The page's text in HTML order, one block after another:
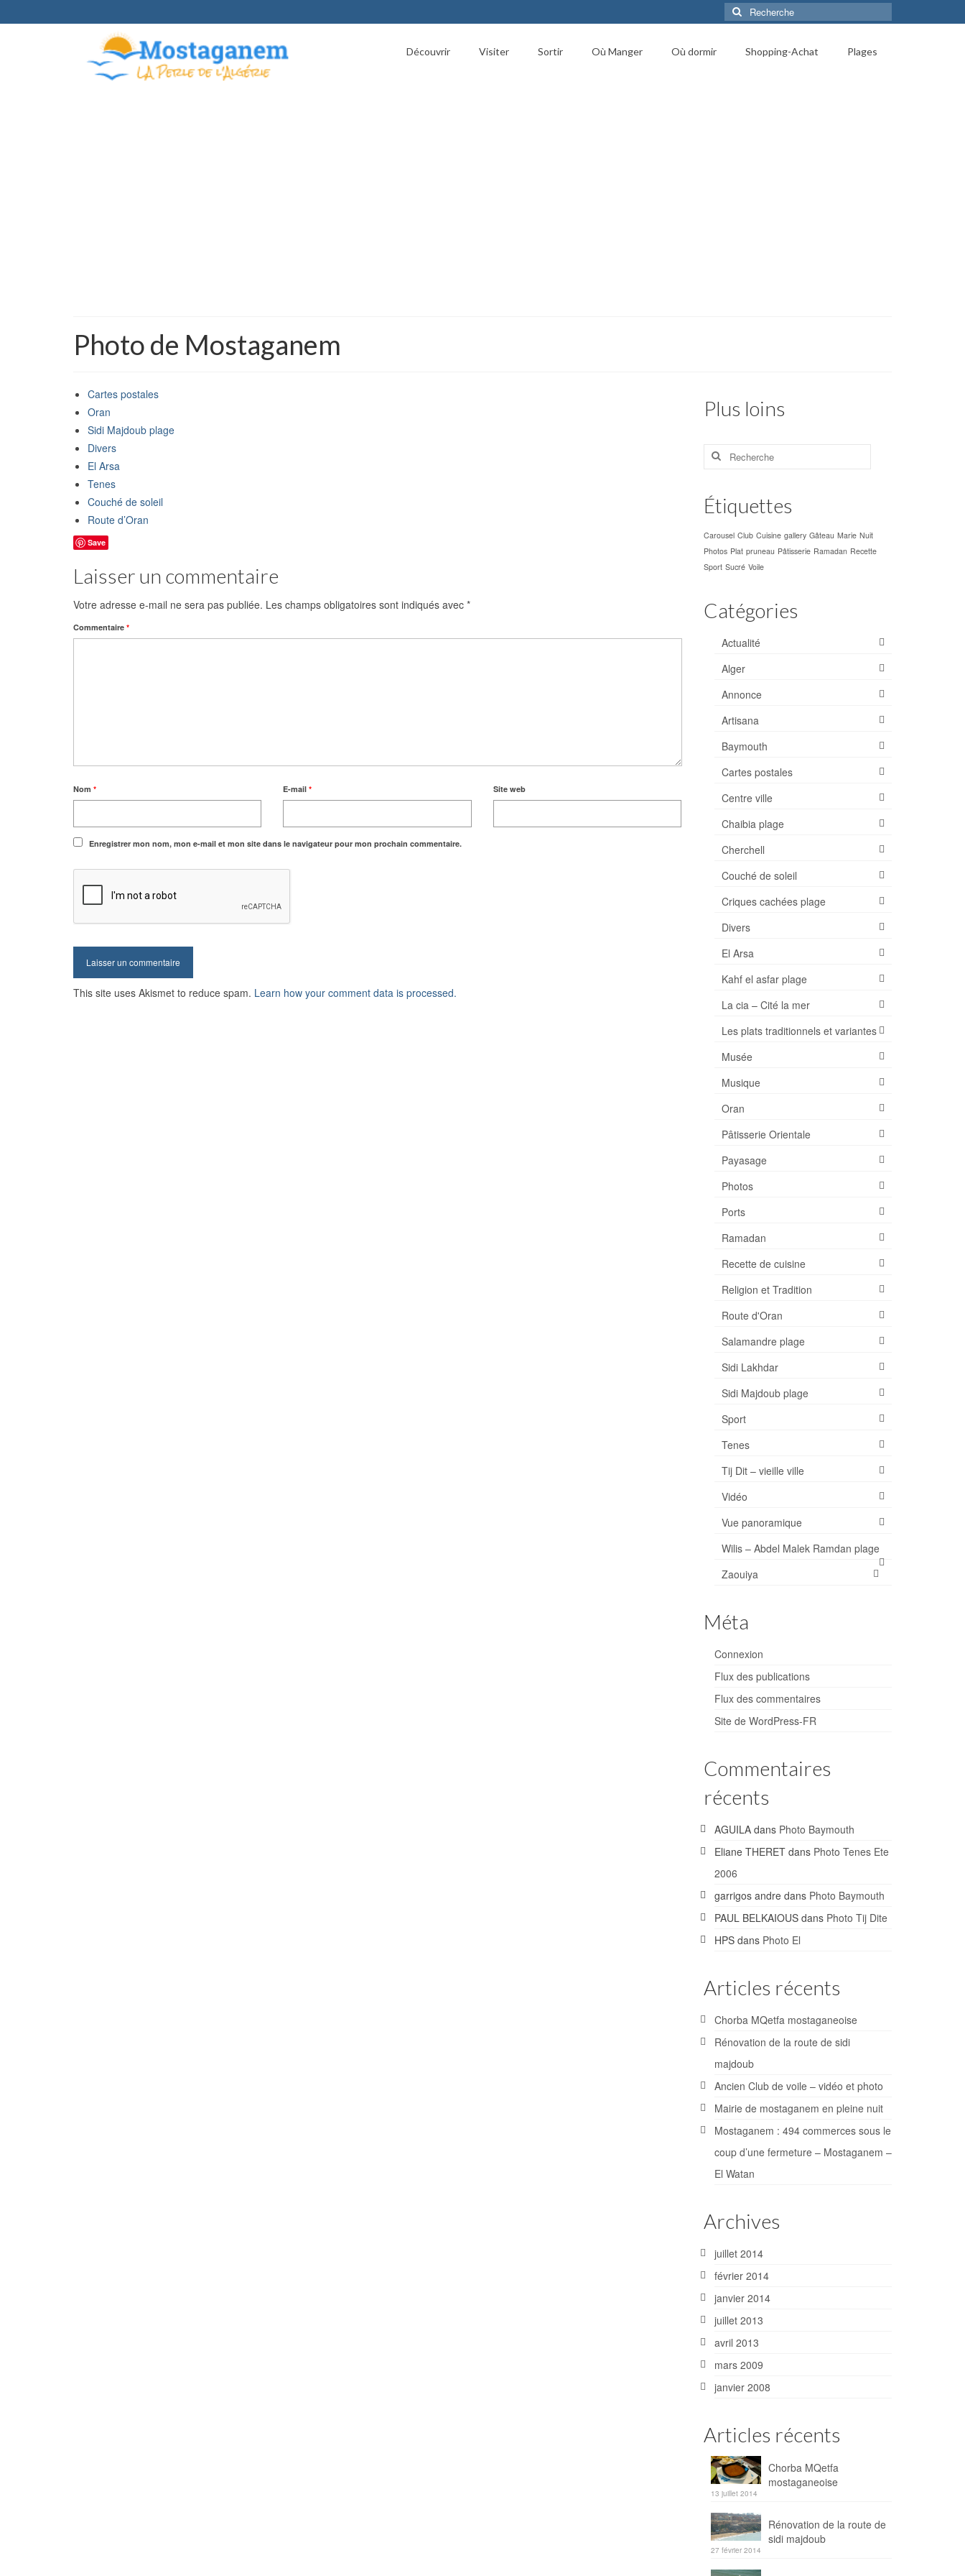
Rechercher
:
Découvrir Visiter Sortir Où Manger Où dormir Shopping-Achat Plages
Photo de Mostaganem
Cartes postales
Oran
Sidi Majdoub plage
Divers
El Arsa
Tenes
Couché de soleil
Route d’Oran
Save
Laisser un commentaire
Votre adresse e-mail ne sera pas publiée. Les champs obligatoires sont indiqués avec *
Commentaire *
Nom * E-mail* Site web
Enregistrer mon nom, mon e-mail et mon site dans le navigateur pour mon prochain commentaire.
This site uses Akismet to reduce spam. Learn how your comment data is processed.
Plus loins
Rechercher
Étiquettes
Carousel Club Cuisine gallery Gâteau Marie Nuit
Photos Plat pruneau Pâtisserie Ramadan Recette
Sport Sucré Voile
Catégories
Actualité
Alger
Annonce
Artisana
Baymouth
Cartes postales
Centre ville
Chaibia plage
Cherchell
Couché de soleil
Criques cachées plage
Divers
El Arsa
Kahf el asfar plage
La cia – Cité la mer
Les plats traditionnels et variantes
Musée
Musique
Oran
Pâtisserie Orientale
Payasage
Photos
Ports
Ramadan
Recette de cuisine
Religion et Tradition
Route d'Oran
Salamandre plage
Sidi Lakhdar
Sidi Majdoub plage
Sport
Tenes
Tij Dit – vieille ville
Vidéo
Vue panoramique
Wilis – Abdel Malek Ramdan plage
Zaouiya
Méta
Connexion
Flux des publications
Flux des commentaires
Site de WordPress-FR
Commentaires
récents
AGUILAdans Photo Baymouth
Eliane THERETdans Photo Tenes Ete
2006
garrigos andredans Photo Baymouth
PAUL BELKAIOUSdans Photo Tij Dite
HPSdans Photo El
Articles récents
Chorba MQetfa mostaganeoise
Rénovation de la route de sidi
majdoub
Ancien Club de voile – vidéo et photo
Mairie de mostaganem en pleine nuit
Mostaganem : 494 commerces sous le
coup d’une fermeture – Mostaganem –
El Watan
Archives
juillet 2014
février 2014
janvier 2014
juillet 2013
avril 2013
mars 2009
janvier 2008
Articles récents
Chorba MQetfa
mostaganeoise
13 juillet 2014
Rénovation de la route de
sidi majdoub
27 février 2014